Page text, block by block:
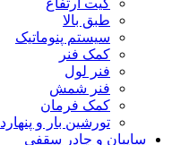
کیت ارتفاع
طبق بالا
سیستم پنوماتیک
کمک فنر
فنر لول
فنر شمش
کمک فرمان
تورشین بار و پنهارد
سایبان و چادر سقفی